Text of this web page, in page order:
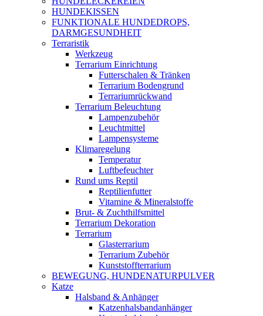
HUNDEKISSEN
FUNKTIONALE HUNDEDROPS,
DARMGESUNDHEIT
Terraristik
Werkzeug
Terrarium Einrichtung
Futterschalen & Tränken
Terrarium Bodengrund
Terrariumrückwand
Terrarium Beleuchtung
Lampenzubehör
Leuchtmittel
Lampensysteme
Klimaregelung
Temperatur
Luftbefeuchter
Rund ums Reptil
Reptilienfutter
Vitamine & Mineralstoffe
Brut- & Zuchthilfsmittel
Terrarium Dekoration
Terrarium
Glasterrarium
Terrarium Zubehör
Kunststoffterrarium
BEWEGUNG, HUNDENATURPULVER
Katze
Halsband & Anhänger
Katzenhalsbandanhänger